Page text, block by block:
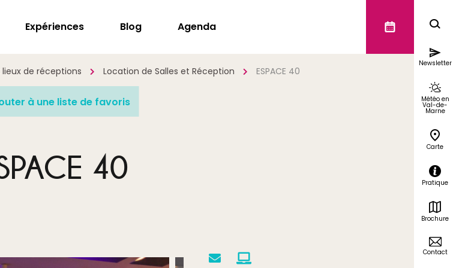
Expériences Blog Agenda
de réceptions Location de Salles et Réception ESPACE 40
Newsletter
Météo en
Val-de-
Marne
Carte
Pratique
Brochure
Contact
à une liste de favoris
40